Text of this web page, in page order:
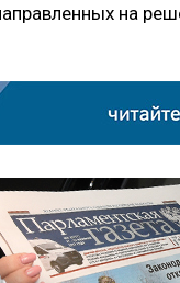
на